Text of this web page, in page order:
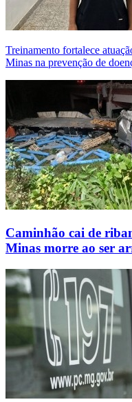
Treinamento fortalece
Minas na prevenção de
Caminhão cai de
Minas morre ao ser